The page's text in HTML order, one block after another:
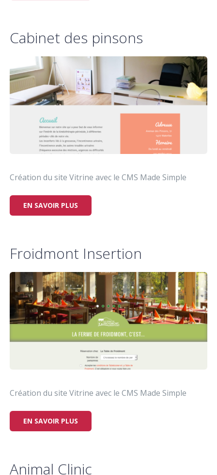
Cabinet des pinsons
Création du site Vitrine avec le CMS Made Simple
EN SAVOIR PLUS
Froidmont Insertion
Création du site Vitrine avec le CMS Made Simple
EN SAVOIR PLUS
Animal Clinic